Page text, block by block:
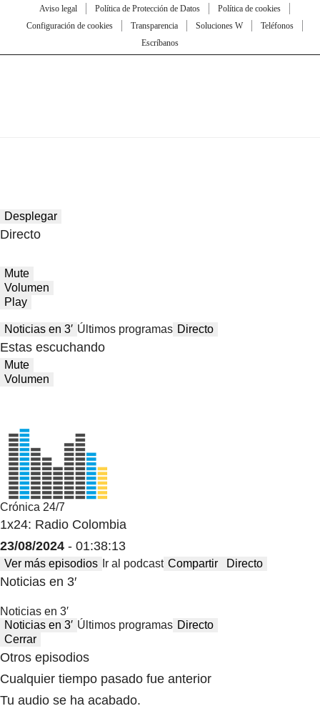
Aviso legal Política de Protección de Datos
Política de cookies
Configuración de cookies
Transparencia Soluciones W
Teléfonos
Escríbanos
Desplegar
Directo
Mute
Volumen
Play
Noticias en 3′ Últimos programas Directo
Estas escuchando
Mute
Volumen
Crónica 24/7
1x24: Radio Colombia
23/08/2024 - 01:38:13
Ver más episodios Ir al podcast Compartir Directo
Noticias en 3′
Noticias en 3′
Noticias en 3′ Últimos programas Directo
Cerrar
Otros episodios
Cualquier tiempo pasado fue anterior
Tu audio se ha acabado.